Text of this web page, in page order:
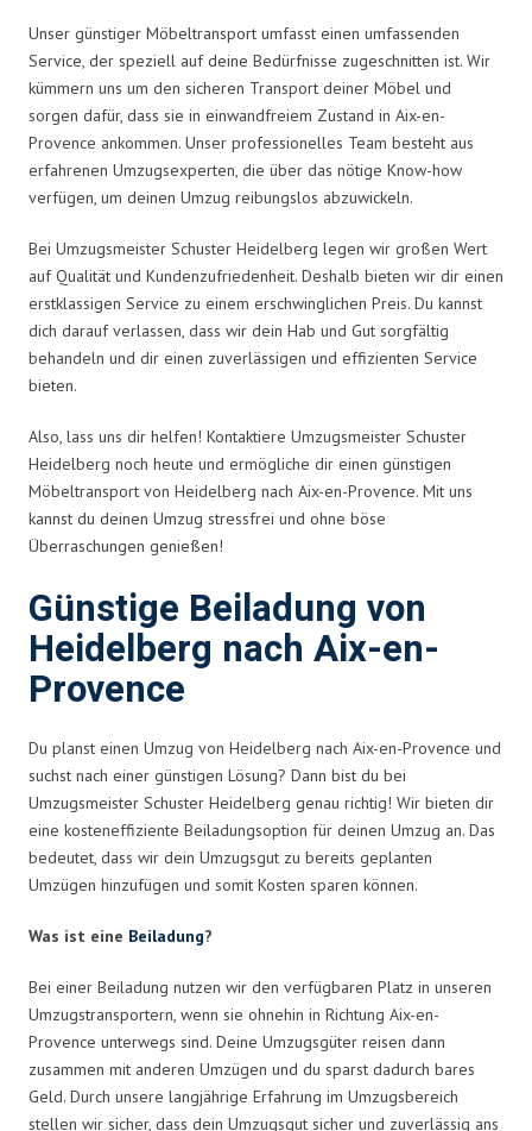
Unser günstiger Möbeltransport umfasst einen umfassenden
Service, der speziell auf deine Bedürfnisse zugeschnitten ist. Wir
kümmern uns um den sicheren Transport deiner Möbel und
sorgen dafür, dass sie in einwandfreiem Zustand in Aix-en-
Provence ankommen. Unser professionelles Team besteht aus
erfahrenen Umzugsexperten, die über das nötige Know-how
verfügen, um deinen Umzug reibungslos abzuwickeln.
Bei Umzugsmeister Schuster Heidelberg legen wir großen Wert
auf Qualität und Kundenzufriedenheit. Deshalb bieten wir dir einen
erstklassigen Service zu einem erschwinglichen Preis. Du kannst
dich darauf verlassen, dass wir dein Hab und Gut sorgfältig
behandeln und dir einen zuverlässigen und effizienten Service
bieten.
Also, lass uns dir helfen! Kontaktiere Umzugsmeister Schuster
Heidelberg noch heute und ermögliche dir einen günstigen
Möbeltransport von Heidelberg nach Aix-en-Provence. Mit uns
kannst du deinen Umzug stressfrei und ohne böse
Überraschungen genießen!
Günstige Beiladung von
Heidelberg nach Aix-en-
Provence
Du planst einen Umzug von Heidelberg nach Aix-en-Provence und
suchst nach einer günstigen Lösung? Dann bist du bei
Umzugsmeister Schuster Heidelberg genau richtig! Wir bieten dir
eine kosteneffiziente Beiladungsoption für deinen Umzug an. Das
bedeutet, dass wir dein Umzugsgut zu bereits geplanten
Umzügen hinzufügen und somit Kosten sparen können.
Was ist eine Beiladung?
Bei einer Beiladung nutzen wir den verfügbaren Platz in unseren
Umzugstransportern, wenn sie ohnehin in Richtung Aix-en-
Provence unterwegs sind. Deine Umzugsgüter reisen dann
zusammen mit anderen Umzügen und du sparst dadurch bares
Geld. Durch unsere langjährige Erfahrung im Umzugsbereich
stellen wir sicher, dass dein Umzugsgut sicher und zuverlässig ans